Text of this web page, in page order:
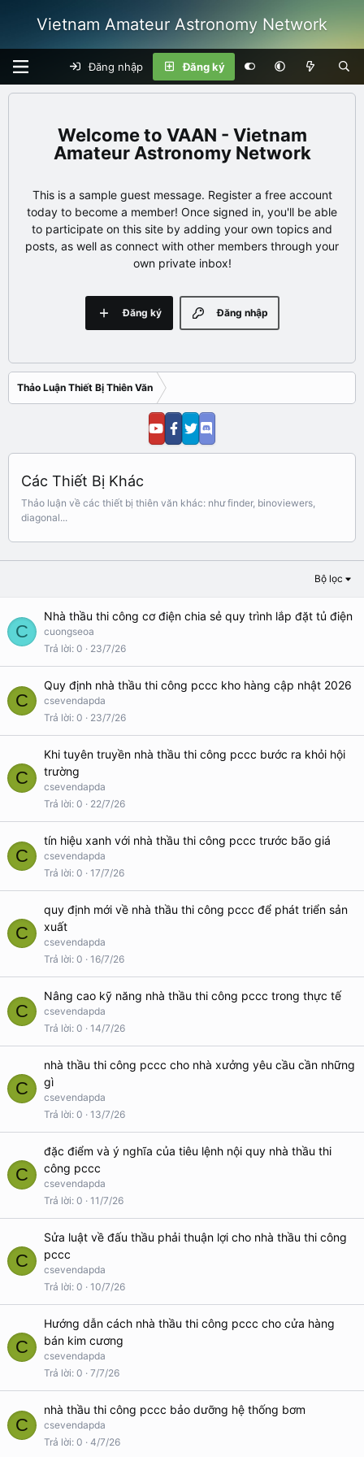
Vietnam Amateur Astronomy Network
Đăng nhập Đăng ký
VAAN - Vietnam
Amateur Astronomy Network
This is a sample guest message. Register a free account
today to become a member! Once signed in, you'll be able
to participate on this site by adding your own topics and
posts, as well as connect with other members through your
own private inbox!
Đăng nhập
Đăng ký
Thảo Luận Thiết Bị Thiên Văn
Các Thiết Bị Khác
Thảo luận về các thiết bị thiên văn khác: như finder, binoviewers,
diagonal...
Bộ lọc
C
Nhà thầu thi công cơ điện chia sẻ quy trình lắp đặt tủ điện
cuongseoa
Trả lời 0 23/7/26
C
Quy định nhà thầu thi công pccc kho hàng cập nhật 2026
csevendapda
Trả lời 0 23/7/26
C
Khi tuyên truyền nhà thầu thi công pccc bước ra khỏi hội
trường
csevendapda
Trả lời 0 22/7/26
C
tín hiệu xanh với nhà thầu thi công pccc trước bão giá
csevendapda
Trả lời 0 17/7/26
C
quy định mới về nhà thầu thi công pccc để phát triển sản
xuất
csevendapda
Trả lời 0 16/7/26
C
Nâng cao kỹ năng nhà thầu thi công pccc trong thực tế
csevendapda
Trả lời 0 14/7/26
C
nhà thầu thi công pccc cho nhà xưởng yêu cầu cần những
gì
csevendapda
Trả lời 0 13/7/26
C
đặc điểm và ý nghĩa của tiêu lệnh nội quy nhà thầu thi
công pccc
csevendapda
Trả lời 0 11/7/26
C
Sửa luật về đấu thầu phải thuận lợi cho nhà thầu thi công
pccc
csevendapda
Trả lời 0 10/7/26
C
Hướng dẫn cách nhà thầu thi công pccc cho cửa hàng
bán kim cương
csevendapda
Trả lời 0 7/7/26
C
nhà thầu thi công pccc bảo dưỡng hệ thống bơm
csevendapda
Trả lời 0 4/7/26